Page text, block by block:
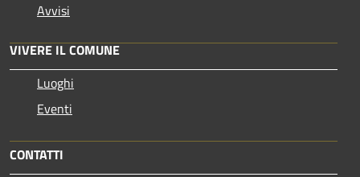
Avvisi
VIVERE IL COMUNE
Luoghi
Eventi
CONTATTI